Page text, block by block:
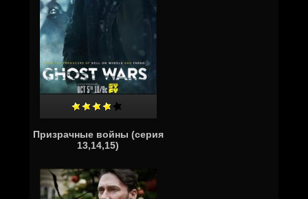
Призрачные войны (серия
13,14,15)